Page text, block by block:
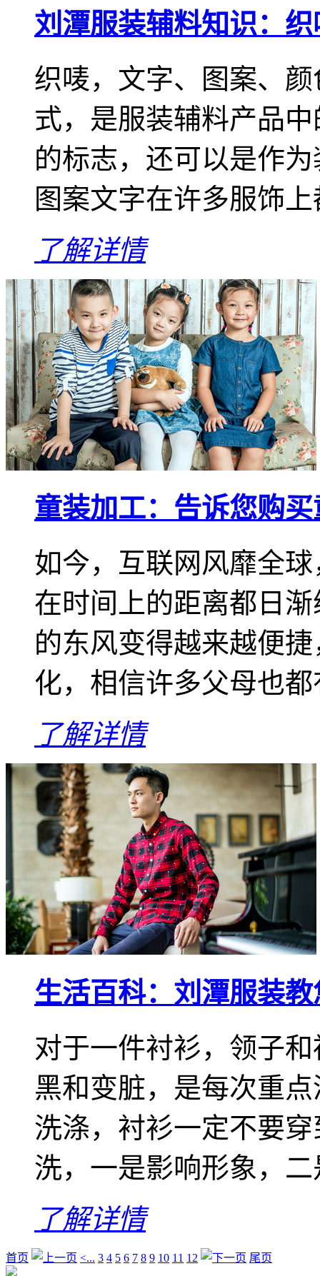
刘潭服装辅料知识：织
织唛，文字、图案、
式，是服装辅料产品
的标志，还可以是作
图案文字在许多服饰
了解详情
童装加工：告诉您购
如今，互联网风靡全
在时间上的距离都日
的东风变得越来越便
化，相信许多父母也
了解详情
生活百科：刘潭服装
对于一件衬衫，领子
黑和变脏，是每次重
洗涤，衬衫一定不要
洗，一是影响形象，
了解详情
首页 <... 3 4 5 6 7 8 9 10 11 12 尾页